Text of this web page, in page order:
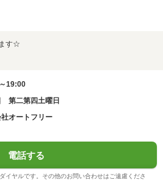
す☆
19:00
第二第四土曜日
オートフリー
電話する
イヤルです。その他のお問い合わせはご遠慮くださ